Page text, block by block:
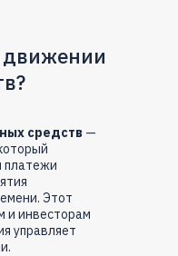
движении
средств —
платежи
Этот
и инвесторам
управляет